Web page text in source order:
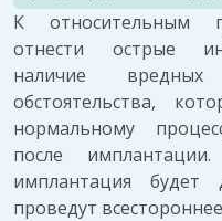
К относительным
отнести острые
наличие
обстоятельства,
нормальному
после
имплантация будет
проведут